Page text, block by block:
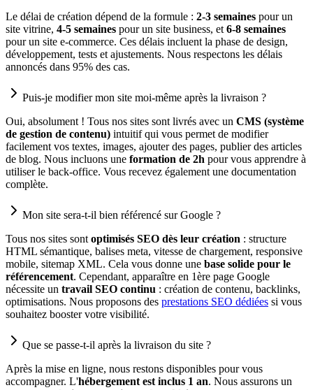
Le délai de création dépend de la formule : 2-3 semaines pour un
site vitrine, 4-5 semaines pour un site business, et 6-8 semaines
pour un site e-commerce. Ces délais incluent la phase de design,
développement, tests et ajustements. Nous respectons les délais
annoncés dans 95% des cas.
Puis-je modifier mon site moi-même après la livraison ?
Oui, absolument ! Tous nos sites sont livrés avec un CMS (système
de gestion de contenu) intuitif qui vous permet de modifier
facilement vos textes, images, ajouter des pages, publier des articles
de blog. Nous incluons une formation de 2h pour vous apprendre à
utiliser le back-office. Vous recevez également une documentation
complète.
Mon site sera-t-il bien référencé sur Google ?
Tous nos sites sont optimisés SEO dès leur création : structure
HTML sémantique, balises meta, vitesse de chargement, responsive
mobile, sitemap XML. Cela vous donne une base solide pour le
référencement. Cependant, apparaître en 1ère page Google
nécessite un travail SEO continu : création de contenu, backlinks,
optimisations. Nous proposons des prestations SEO dédiées si vous
souhaitez booster votre visibilité.
Que se passe-t-il après la livraison du site ?
Après la mise en ligne, nous restons disponibles pour vous
accompagner. L'hébergement est inclus 1 an. Nous assurons un